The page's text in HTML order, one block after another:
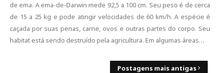
de ema. A ema-de-Darwin mede 92,5 a 100 cm. Seu peso é de cerca
de 15 a 25 kg e pode atingir velocidades de 60 km/h. A espécie é
caçada por suas penas, carne, ovos e outras partes do corpo. Seu
habitat está sendo destruído pela agricultura. Em algumas áreas…
Postagens mais antigas